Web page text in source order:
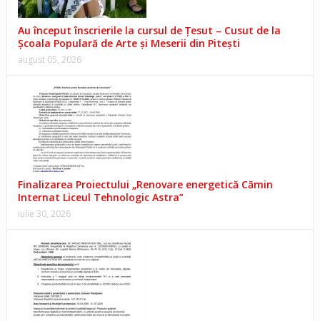
Au început înscrierile la cursul de Țesut – Cusut de la
Școala Populară de Arte și Meserii din Pitești
august 05, 2026
Finalizarea Proiectului „Renovare energetică Cămin
Internat Liceul Tehnologic Astra”
iulie 30, 2026